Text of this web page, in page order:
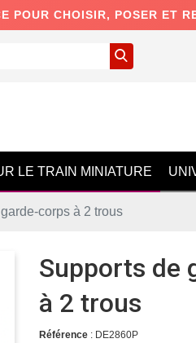
CHOISIR, POSER ET
LE TRAIN MINIATURE
corps à 2 trous
Supports de
à 2 trous
Référence : DE2860P